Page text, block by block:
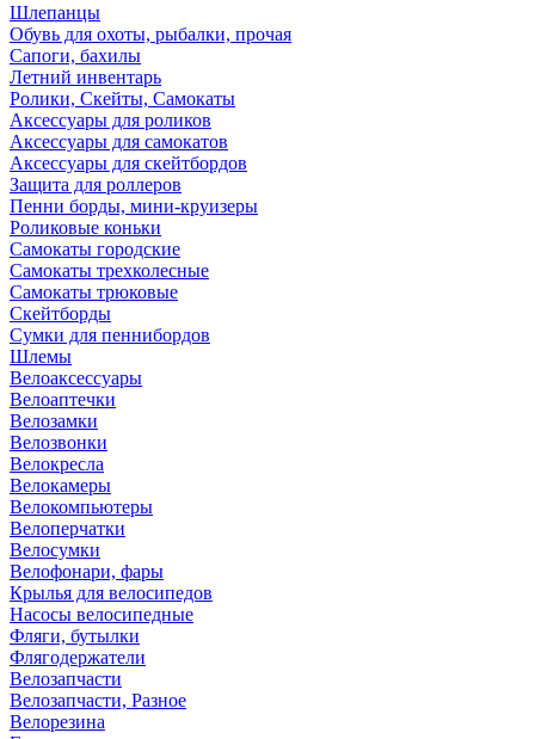
Шлепанцы
Обувь для охоты, рыбалки, прочая
Сапоги, бахилы
Летний инвентарь
Ролики, Скейты, Самокаты
Аксессуары для роликов
Аксессуары для самокатов
Аксессуары для скейтбордов
Защита для роллеров
Пенни борды, мини-круизеры
Роликовые коньки
Самокаты городские
Самокаты трехколесные
Самокаты трюковые
Скейтборды
Сумки для пеннибордов
Шлемы
Велоаксессуары
Велоаптечки
Велозамки
Велозвонки
Велокресла
Велокамеры
Велокомпьютеры
Велоперчатки
Велосумки
Велофонари, фары
Крылья для велосипедов
Насосы велосипедные
Фляги, бутылки
Флягодержатели
Велозапчасти
Велозапчасти, Разное
Велорезина